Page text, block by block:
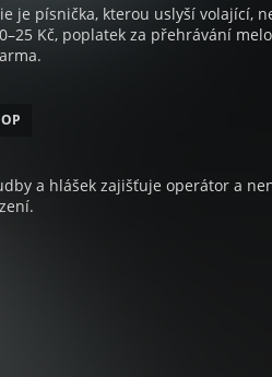
je písnička, kterou uslyší volající,
Kč, poplatek za přehrávání
a hlášek zajišťuje operátor a